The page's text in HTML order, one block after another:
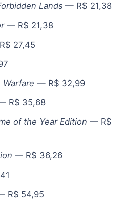
Lands — R$ 21,38
— R$ 21,38
27,45
— R$ 32,99
R$ 35,68
of the Year Edition — R$
— R$ 36,26
R$ 54,95